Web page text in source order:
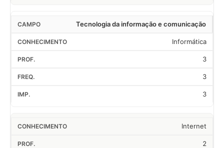
Tecnologia da informação e comunicação
Informática
3
3
3
Internet
2